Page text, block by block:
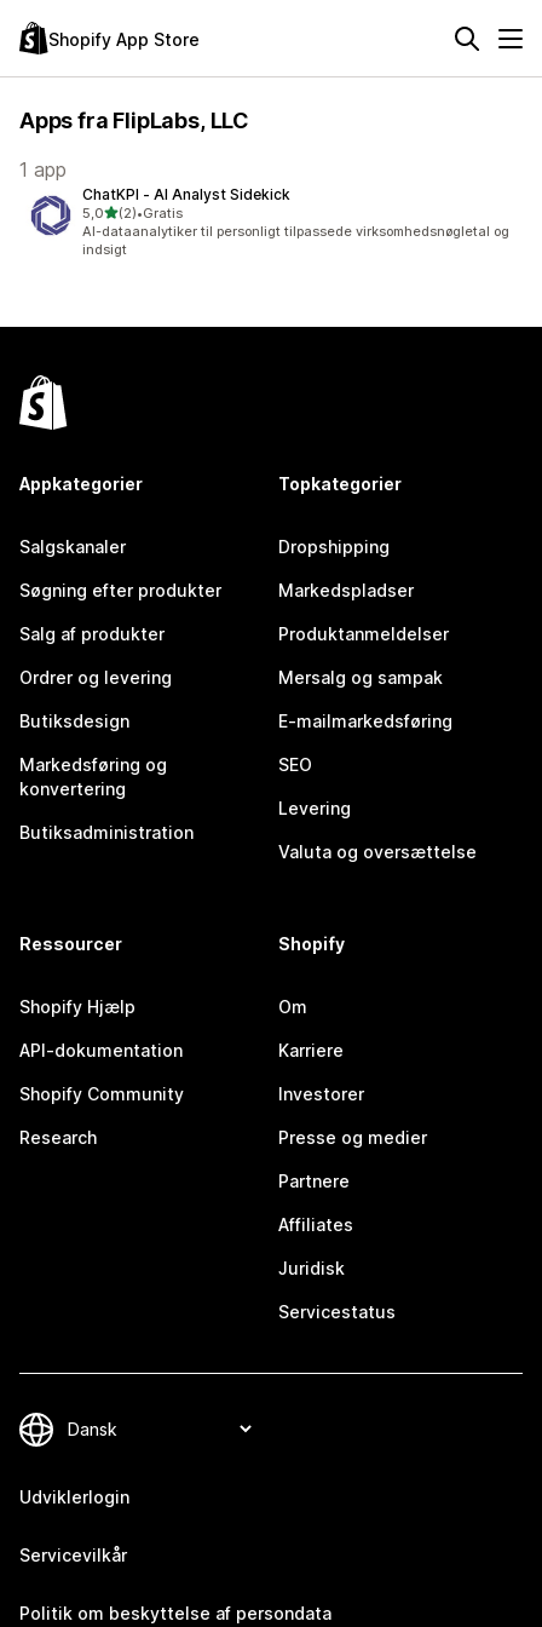
Shopify App Store
Apps fra FlipLabs, LLC
1 app
ChatKPI ‑ AI Analyst Sidekick
5,0ud af 5 stjerner
(2)
2 anmeldelser i alt
•Gratis
AI-dataanalytiker til personligt tilpassede virksomhedsnøgletal og
indsigt
Appkategorier
Salgskanaler
Søgning efter produkter
Salg af produkter
Ordrer og levering
Butiksdesign
Markedsføring og
konvertering
Butiksadministration
Topkategorier
Dropshipping
Markedspladser
Produktanmeldelser
Mersalg og sampak
E-mailmarkedsføring
SEO
Levering
Valuta og oversættelse
Ressourcer
Shopify Hjælp
API-dokumentation
Shopify Community
Research
Shopify
Om
Karriere
Investorer
Presse og medier
Partnere
Affiliates
Juridisk
Servicestatus
Udviklerlogin
Servicevilkår
Politik om beskyttelse af persondata